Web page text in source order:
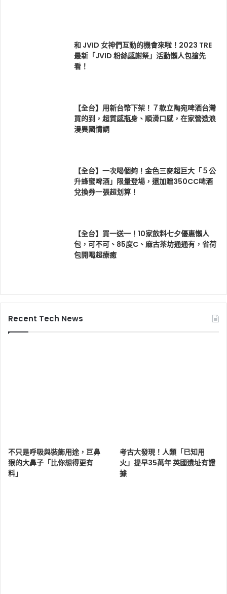
和 JVID 女神們互動的機會來啦！2023 TRE
最新「JVID 粉絲感謝祭」活動懶人包搶先
看！
【全台】用新台幣下架！７款立陶宛啤酒台灣
買的到，超質感瓶身、順滑口感，在家營造浪
漫異國情調
【全台】一次喝個夠！金色三麥超巨大「５公
升蜂蜜啤酒」限量登場，還加贈350CC啤酒
兌換券一張超划算！
【全台】買一送一！10家飲料七夕優惠懶人
包，可不可、85度C、麻古茶坊通通有，省荷
包開喝超療癒
Recent Tech News
不只是呼吸與裝飾用途，巨鼻
猴的大鼻子「比你想得更有
料」
考古大發現！人類「已知用
火」提早35萬年 英國遺址有證
據